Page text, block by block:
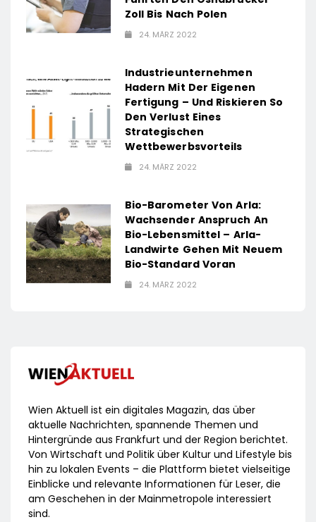
Zoll Bis Nach Polen
24. MÄRZ 2022
Industrieunternehmen
Hadern Mit Der Eigenen
Fertigung – Und Riskieren So
Den Verlust Eines
Strategischen
Wettbewerbsvorteils
24. MÄRZ 2022
Bio-Barometer Von Arla:
Wachsender Anspruch An
Bio-Lebensmittel – Arla-
Landwirte Gehen Mit Neuem
Bio-Standard Voran
24. MÄRZ 2022
Wien Aktuell ist ein digitales Magazin, das über
aktuelle Nachrichten, spannende Themen und
Hintergründe aus Frankfurt und der Region berichtet.
Von Wirtschaft und Politik über Kultur und Lifestyle bis
hin zu lokalen Events – die Plattform bietet vielseitige
Einblicke und relevante Informationen für Leser, die
am Geschehen in der Mainmetropole interessiert
sind.